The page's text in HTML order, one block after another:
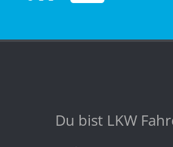
Du bist LKW